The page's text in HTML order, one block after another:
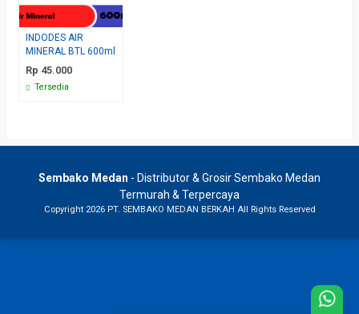
INDODES AIR
MINERAL BTL 600ml
Rp 45.000
Tersedia
Sembako Medan - Distributor & Grosir Sembako Medan
Termurah & Terpercaya
Copyright 2026 PT. SEMBAKO MEDAN BERKAH All Rights Reserved